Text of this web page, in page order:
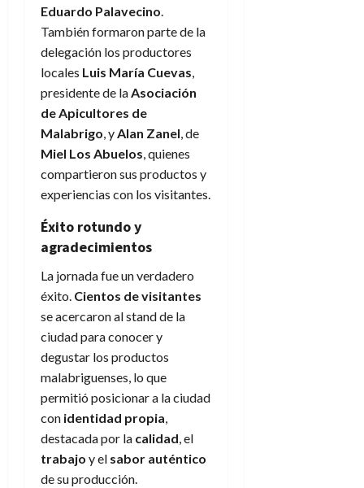
Eduardo Palavecino.
También formaron parte de la
delegación los productores
locales Luis María Cuevas,
presidente de laAsociación
de Apicultores de
Malabrigo, yAlan Zanel, de
Miel Los Abuelos, quienes
compartieron sus productos y
experiencias con los visitantes.
Éxito rotundo y
agradecimientos
La jornada fue un verdadero
éxito. Cientos de visitantes
se acercaron al stand de la
ciudad para conocer y
degustar los productos
malabriguenses, lo que
permitió posicionar a la ciudad
con identidad propia,
destacada por la calidad, el
trabajo y el sabor auténtico
de su producción.